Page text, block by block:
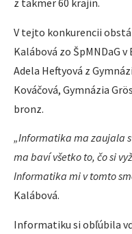
z takmer 60 krajín.
V tejto konkurencii
Kalábová zo ŠpMNDaG
Adela Heftyová z
Kováčová, Gymnázia
bronz.
„Informatika ma zaujala
ma baví všetko to, čo si
Informatika mi v tomto
Kalábová.
Informatiku si obľúbila